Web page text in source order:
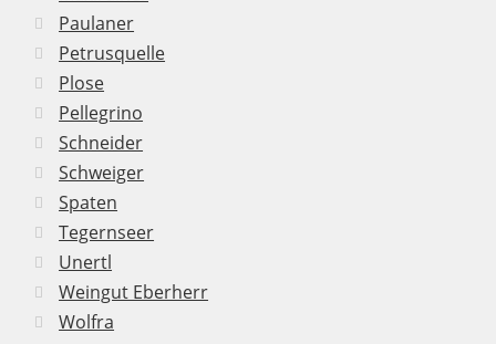
Paulaner
Petrusquelle
Plose
Pellegrino
Schneider
Schweiger
Spaten
Tegernseer
Unertl
Weingut Eberherr
Wolfra